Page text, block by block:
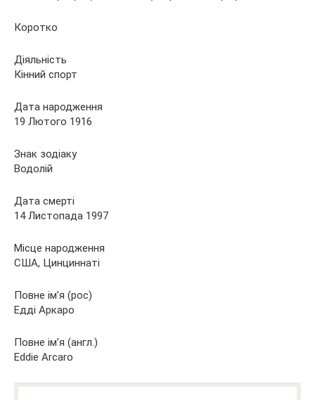
Коротко
Діяльність
Кінний спорт
Дата народження
19 Лютого 1916
Знак зодіаку
Водолій
Дата смерті
14 Листопада 1997
Місце народження
США, Цинциннаті
Повне ім’я (рос)
Едді Аркаро
Повне ім’я (англ.)
Eddie Arcaro